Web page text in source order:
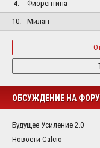
4.
Фиорентина
10.
Милан
ОБСУЖДЕНИЕ НА
Будущее Усиление 2.0
Новости Calcio